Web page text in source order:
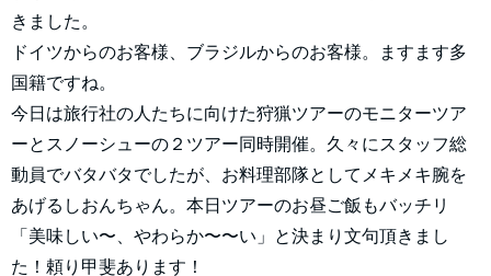
きました。
ドイツからのお客様、ブラジルからのお客様。ますます多
国籍ですね。
今日は旅行社の人たちに向けた狩猟ツアーのモニターツア
ーとスノーシューの２ツアー同時開催。久々にスタッフ総
動員でバタバタでしたが、お料理部隊としてメキメキ腕を
あげるしおんちゃん。本日ツアーのお昼ご飯もバッチリ
「美味しい〜、やわらか〜〜い」と決まり文句頂きまし
た！頼り甲斐あります！